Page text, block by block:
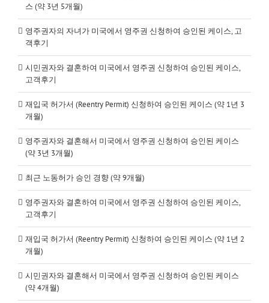
스 (약 3년 5개월)
영주권자의 자녀가 미국에서 영주권 신청하여 승인된 케이스, 고
객후기
시민권자와 결혼하여 미국에서 영주권 신청하여 승인된 케이스,
고객후기
재입국 허가서 (Reentry Permit) 신청하여 승인된 케이스 (약 1년 3
개월)
영주권자와 결혼해서 미국에서 영주권 신청하여 승인된 케이스
(약 3년 3개월)
최근 노동허가 승인 경향 (약 9개월)
영주권자와 결혼하여 미국에서 영주권 신청하여 승인된 케이스,
고객후기
재입국 허가서 (Reentry Permit) 신청하여 승인된 케이스 (약 1년 2
개월)
시민권자와 결혼해서 미국에서 영주권 신청하여 승인된 케이스
(약 4개월)